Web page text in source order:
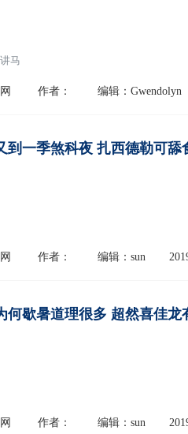
马
作者： 编辑：Gwendolyn
到一季煞科夜 扎西德勒可舔
作者： 编辑：sun
何歇暑道理很多 超然喜佳龙
作者： 编辑：sun